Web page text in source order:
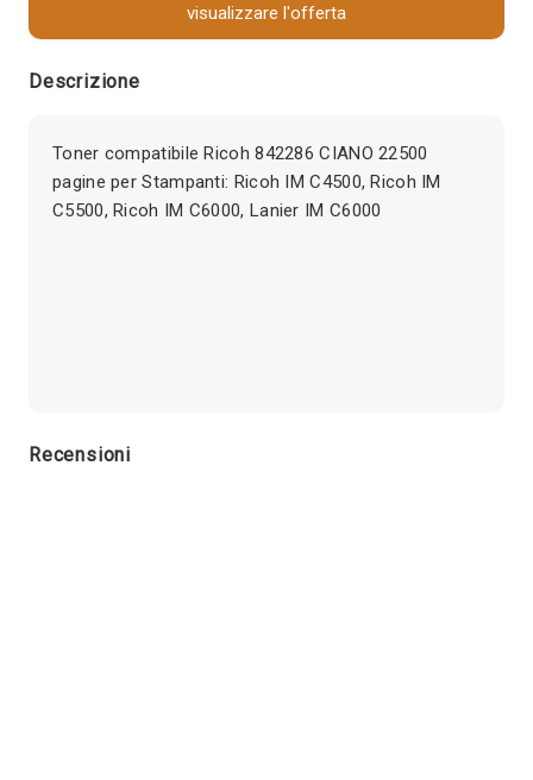
visualizzare l'offerta
Descrizione
Toner compatibile Ricoh 842286 CIANO 22500
pagine per Stampanti: Ricoh IM C4500, Ricoh IM
C5500, Ricoh IM C6000, Lanier IM C6000
Recensioni